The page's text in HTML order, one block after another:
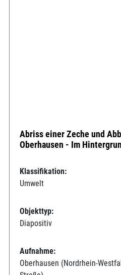
Abriss einer Zeche und
Oberhausen - Im
Klassifikation:
Umwelt
Objekttyp:
Diapositiv
Aufnahme:
Oberhausen (Nordrhein-